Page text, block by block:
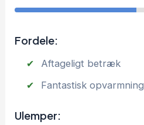
Fordele:
Aftageligt betræk
Fantastisk opvarmning
Ulemper: